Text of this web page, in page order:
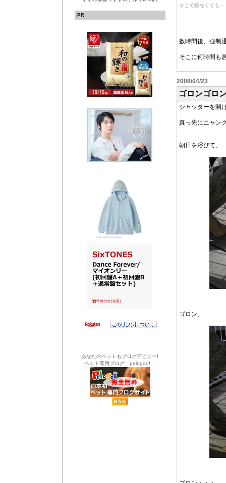
PR
あなたのペットもブログデビュー!
ペット専用ブログ「pelogoo!」
そこで寝なくても
数時間後、強制
そこに何時間も
2008/04/23
ゴロンゴロ
シャッターを開
真っ先にニャン
朝日を浴びて、
ゴロン、